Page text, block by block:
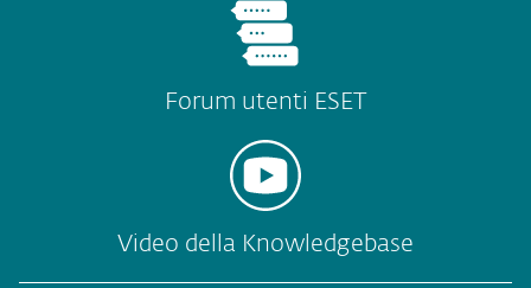
Forum utenti ESET
Video della Knowledgebase